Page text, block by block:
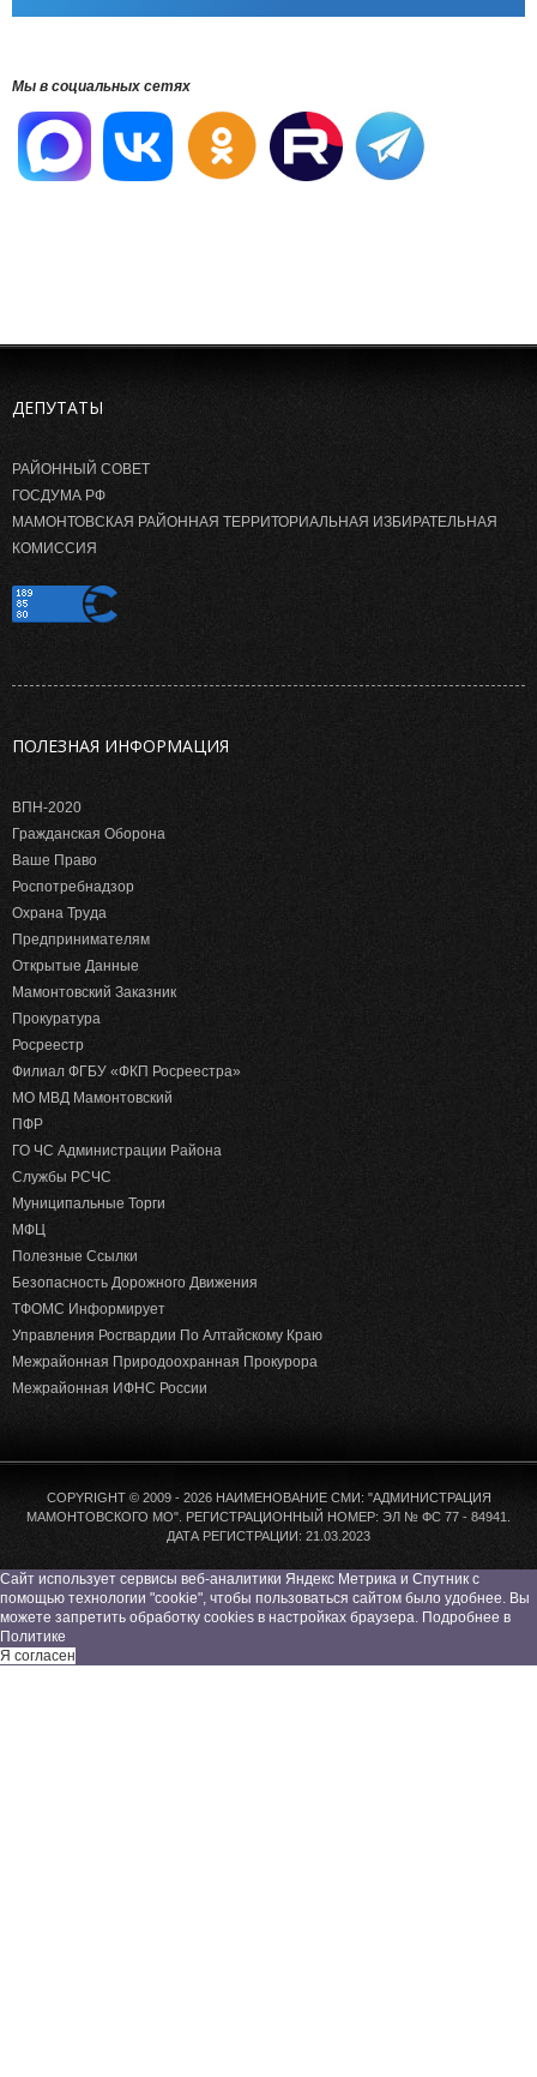
Мы в социальных сетях
ДЕПУТАТЫ
РАЙОННЫЙ СОВЕТ
ГОСДУМА РФ
МАМОНТОВСКАЯ РАЙОННАЯ ТЕРРИТОРИАЛЬНАЯ ИЗБИРАТЕЛЬНАЯ
КОМИССИЯ
ПОЛЕЗНАЯ ИНФОРМАЦИЯ
ВПН-2020
Гражданская Оборона
Ваше Право
Роспотребнадзор
Охрана Труда
Предпринимателям
Открытые Данные
Мамонтовский Заказник
Прокуратура
Росреестр
Филиал ФГБУ «ФКП Росреестра»
МО МВД Мамонтовский
ПФР
ГО ЧС Администрации Района
Службы РСЧС
Муниципальные Торги
МФЦ
Полезные Ссылки
Безопасность Дорожного Движения
ТФОМС Информирует
Управления Росгвардии По Алтайскому Краю
Межрайонная Природоохранная Прокурора
Межрайонная ИФНС России
COPYRIGHT © 2009 - 2026 НАИМЕНОВАНИЕ СМИ: "АДМИНИСТРАЦИЯ
МАМОНТОВСКОГО МО". РЕГИСТРАЦИОННЫЙ НОМЕР: ЭЛ № ФС 77 - 84941.
ДАТА РЕГИСТРАЦИИ: 21.03.2023
Сайт использует сервисы веб-аналитики Яндекс Метрика и Спутник с
помощью технологии "cookie", чтобы пользоваться сайтом было удобнее. Вы
можете запретить обработку cookies в настройках браузера. Подробнее в
Политике
Я согласен